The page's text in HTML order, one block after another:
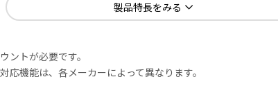
製品特長をみる
トが必要です。
機能は、各メーカーによって異なります。